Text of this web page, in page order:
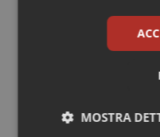
Quotidiano
Quotidiano
Rene &
Ultime analisi e
MOSTRA